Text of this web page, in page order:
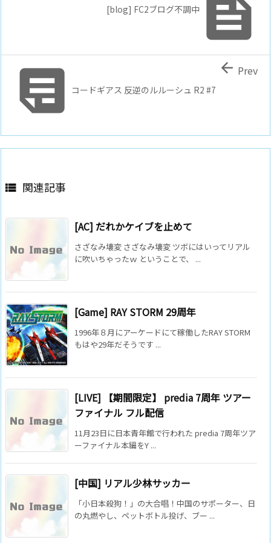

[blog] FC2ブログ不調中
コードギアス 反逆のルルーシュ R2 #7
 Prev
 関連記事
[AC] だれかケイブを止めて
さざなみ壊変 さざなみ壊変 ツボにはいってリアル
に吹いちゃったｗ ということで、 ...
[Game] RAY STORM 29周年
1996年８月にアーケードにて稼働したRAY STORM
もはや29年だそうです ...
[LIVE] 【期間限定】 predia 7周年 ツアー
ファイナル フル配信
11月23日に日本青年館で行われた predia 7周年ツア
ーファイナル本編をY ...
[中国] リアル少林サッカー
「小日本殺狗！」の大合唱！中国のサポーター、日
の丸燃やし、ペットボトル投げ、ブー ...